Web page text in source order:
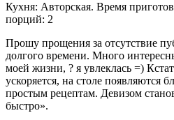
Кухня: Авторская. Время
порций: 2
Прошу прощения за отсутствие
долгого времени. Много
моей жизни, ? я увлеклась =)
ускоряется, на столе появляются
простым рецептам. Девизом
быстро».